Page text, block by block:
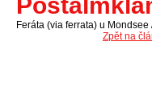
Feráta (via ferrata) u
Zpět na